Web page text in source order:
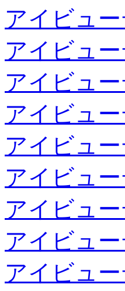
アイビュ
アイビュ
アイビュ
アイビュ
アイビュ
アイビュ
アイビュ
アイビュ
アイビュ